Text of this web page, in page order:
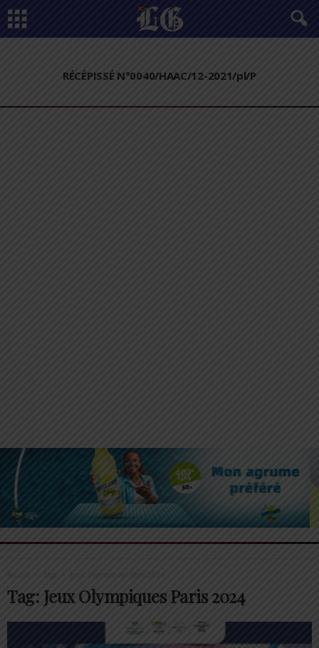
RÉCÉPISSÉ N°0040/HAAC/12-2021/pl/P
Tags Jeux Olympiques Paris 2024
Tag: Jeux Olympiques Paris 2024